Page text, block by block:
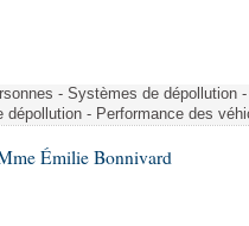
- Systèmes de dépollution
- Performance des
Émilie Bonnivard